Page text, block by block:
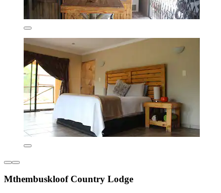
Mthembuskloof Country Lodge